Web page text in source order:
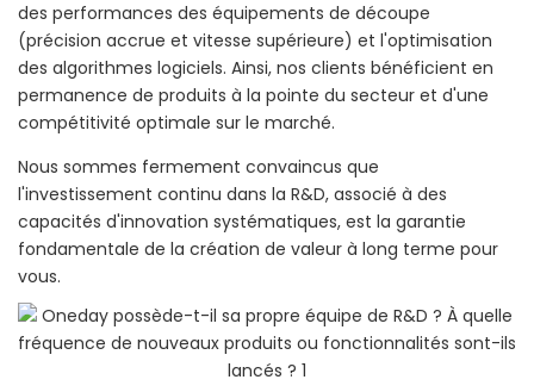
des performances des équipements de découpe
(précision accrue et vitesse supérieure) et l'optimisation
des algorithmes logiciels. Ainsi, nos clients bénéficient en
permanence de produits à la pointe du secteur et d'une
compétitivité optimale sur le marché.
Nous sommes fermement convaincus que
l'investissement continu dans la R&D, associé à des
capacités d'innovation systématiques, est la garantie
fondamentale de la création de valeur à long terme pour
vous.